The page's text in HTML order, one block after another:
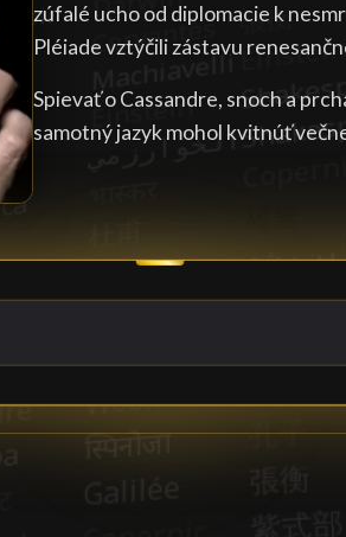
zúfalé ucho od diplomacie k
Pléiade vztýčili zástavu
Spievať o Cassandre, snoch a
samotný jazyk mohol kvitnúť